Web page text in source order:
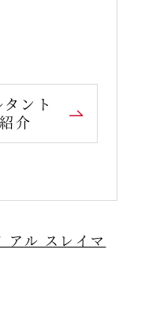
ント
介
アル スレイマ